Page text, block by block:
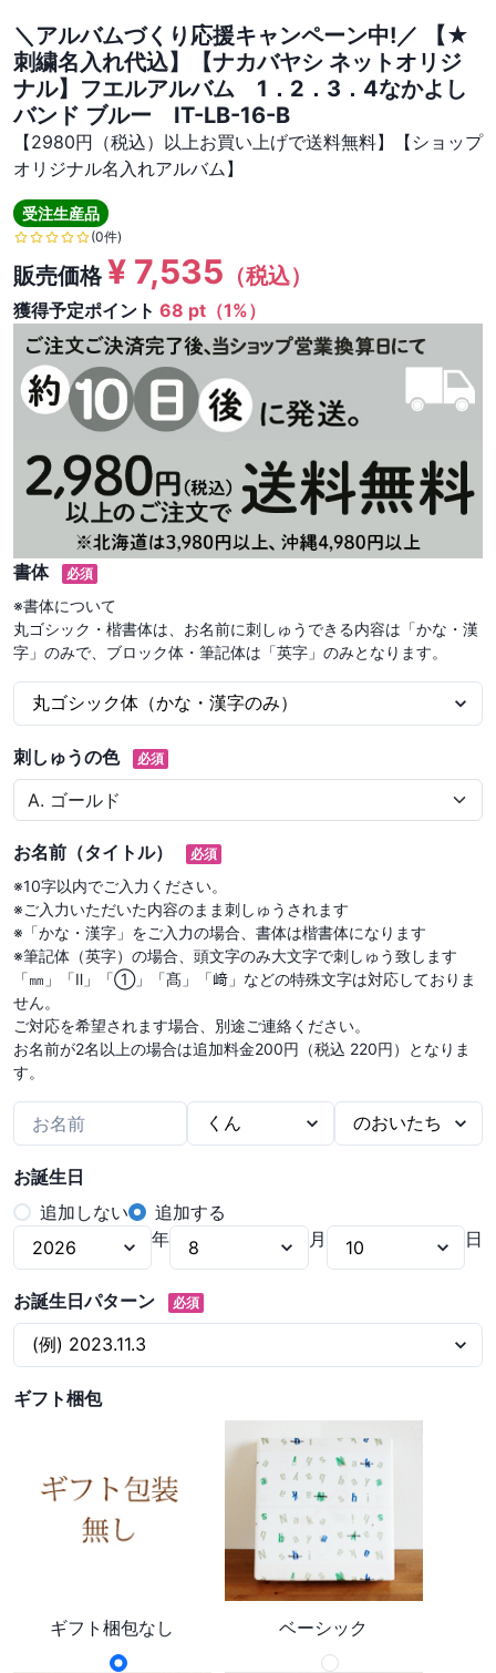
＼アルバムづくり応援キャンペーン中!／ 【★
刺繍名入れ代込】【ナカバヤシ ネットオリジ
ナル】フエルアルバム 1．2．3．4なかよし
バンド ブルー IT-LB-16-B
【2980円（税込）以上お買い上げで送料無料】【ショップ
オリジナル名入れアルバム】
受注生産品
(0件)
販売価格¥ 7,535 （税込）
獲得予定ポイント 68 pt（1%）
書体 必須
※書体について
丸ゴシック・楷書体は、お名前に刺しゅうできる内容は「かな・漢
字」のみで、ブロック体・筆記体は「英字」のみとなります。
刺しゅうの色 必須
お名前（タイトル） 必須
※10字以内でご入力ください。
※ご入力いただいた内容のまま刺しゅうされます
※「かな・漢字」をご入力の場合、書体は楷書体になります
※筆記体（英字）の場合、頭文字のみ大文字で刺しゅう致します
「㎜」「Ⅱ」「①」「髙」「﨑」などの特殊文字は対応しておりま
せん。
ご対応を希望されます場合、別途ご連絡ください。
お名前が2名以上の場合は追加料金200円（税込 220円）となりま
す。
お誕生日
追加しない
追加する
年
月 日
お誕生日パターン 必須
ギフト梱包
ギフト梱包なし ベーシック